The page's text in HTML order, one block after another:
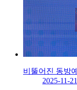
비뚤어진 동방
2025-11-